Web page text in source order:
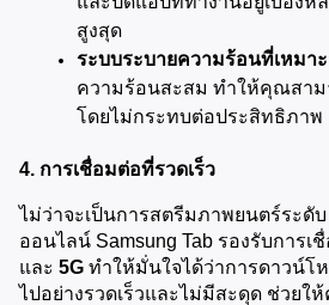
สูงสุด
ระบบระบายความร้อนที่เหมา
ความร้อนสะสม ทำให้คุณสาม
โดยไม่กระทบต่อประสิทธิภาพ
4. การเชื่อมต่อที่รวดเร็ว
ไม่ว่าจะเป็นการสตรีมภาพยนตร์ระดับ
ออนไลน์ Samsung Tab รองรับการเ
และ 5G ทำให้มั่นใจได้ว่าการดาวน์โ
ไปอย่างรวดเร็วและไม่มีสะดุด ช่วยใ